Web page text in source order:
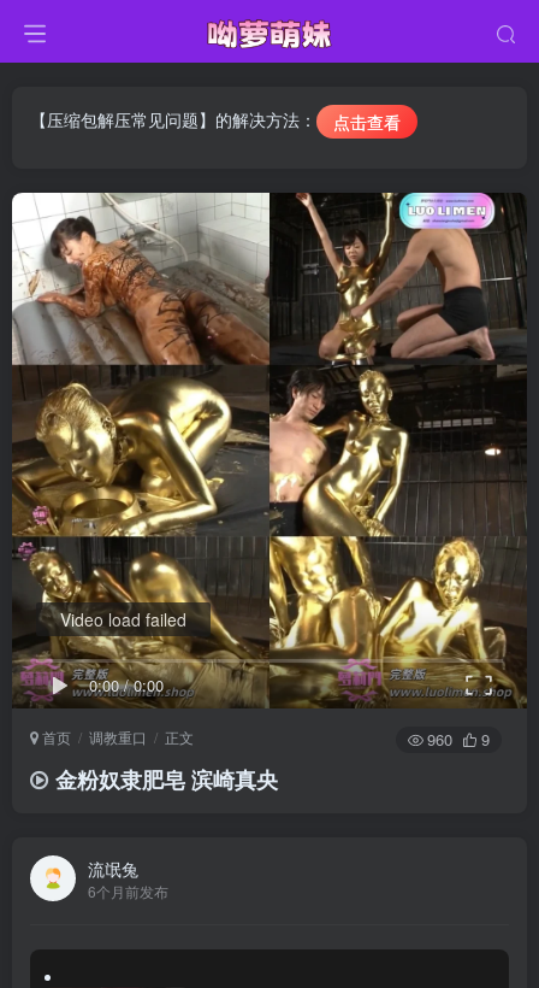
【压缩包解压常见问题】的解决方法： 点击查看
0:00/0:00
Video load failed
首页 调教重口 正文 960 9
金粉奴隶肥皂 滨崎真央
流氓兔
6个月前发布